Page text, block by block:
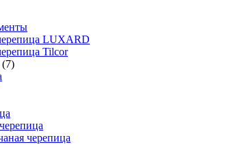
LUXARD
Tilcor
(7)
черепица